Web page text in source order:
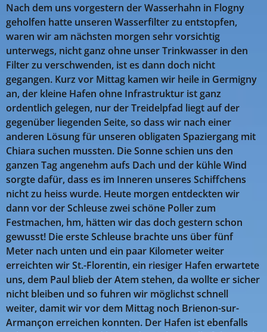
Nach dem uns vorgestern der Wasserhahn in Flogny
geholfen hatte unseren Wasserfilter zu entstopfen,
waren wir am nächsten morgen sehr vorsichtig
unterwegs, nicht ganz ohne unser Trinkwasser in den
Filter zu verschwenden, ist es dann doch nicht
gegangen. Kurz vor Mittag kamen wir heile in Germigny
an, der kleine Hafen ohne Infrastruktur ist ganz
ordentlich gelegen, nur der Treidelpfad liegt auf der
gegenüber liegenden Seite, so dass wir nach einer
anderen Lösung für unseren obligaten Spaziergang mit
Chiara suchen mussten. Die Sonne schien uns den
ganzen Tag angenehm aufs Dach und der kühle Wind
sorgte dafür, dass es im Inneren unseres Schiffchens
nicht zu heiss wurde. Heute morgen entdeckten wir
dann vor der Schleuse zwei schöne Poller zum
Festmachen, hm, hätten wir das doch gestern schon
gewusst! Die erste Schleuse brachte uns über fünf
Meter nach unten und ein paar Kilometer weiter
erreichten wir St.-Florentin, ein riesiger Hafen erwartete
uns, dem Paul blieb der Atem stehen, da wollte er sicher
nicht bleiben und so fuhren wir möglichst schnell
weiter, damit wir vor dem Mittag noch Brienon-sur-
Armançon erreichen konnten. Der Hafen ist ebenfalls